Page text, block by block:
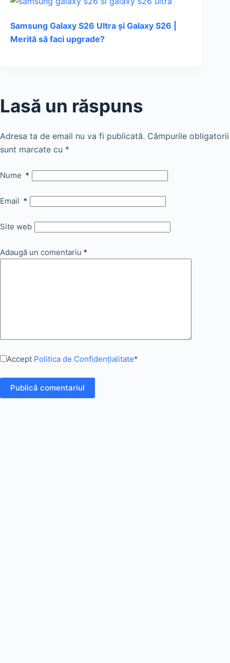
Samsung Galaxy S26 Ultra și Galaxy S26 |
Merită să faci upgrade?
Lasă un răspuns
Adresa ta de email nu va fi publicată. Câmpurile obligatorii
sunt marcate cu *
Nume *
Email *
Site web
Adaugă un comentariu *
Accept Politica de Confidențialitate*
Publică comentariul